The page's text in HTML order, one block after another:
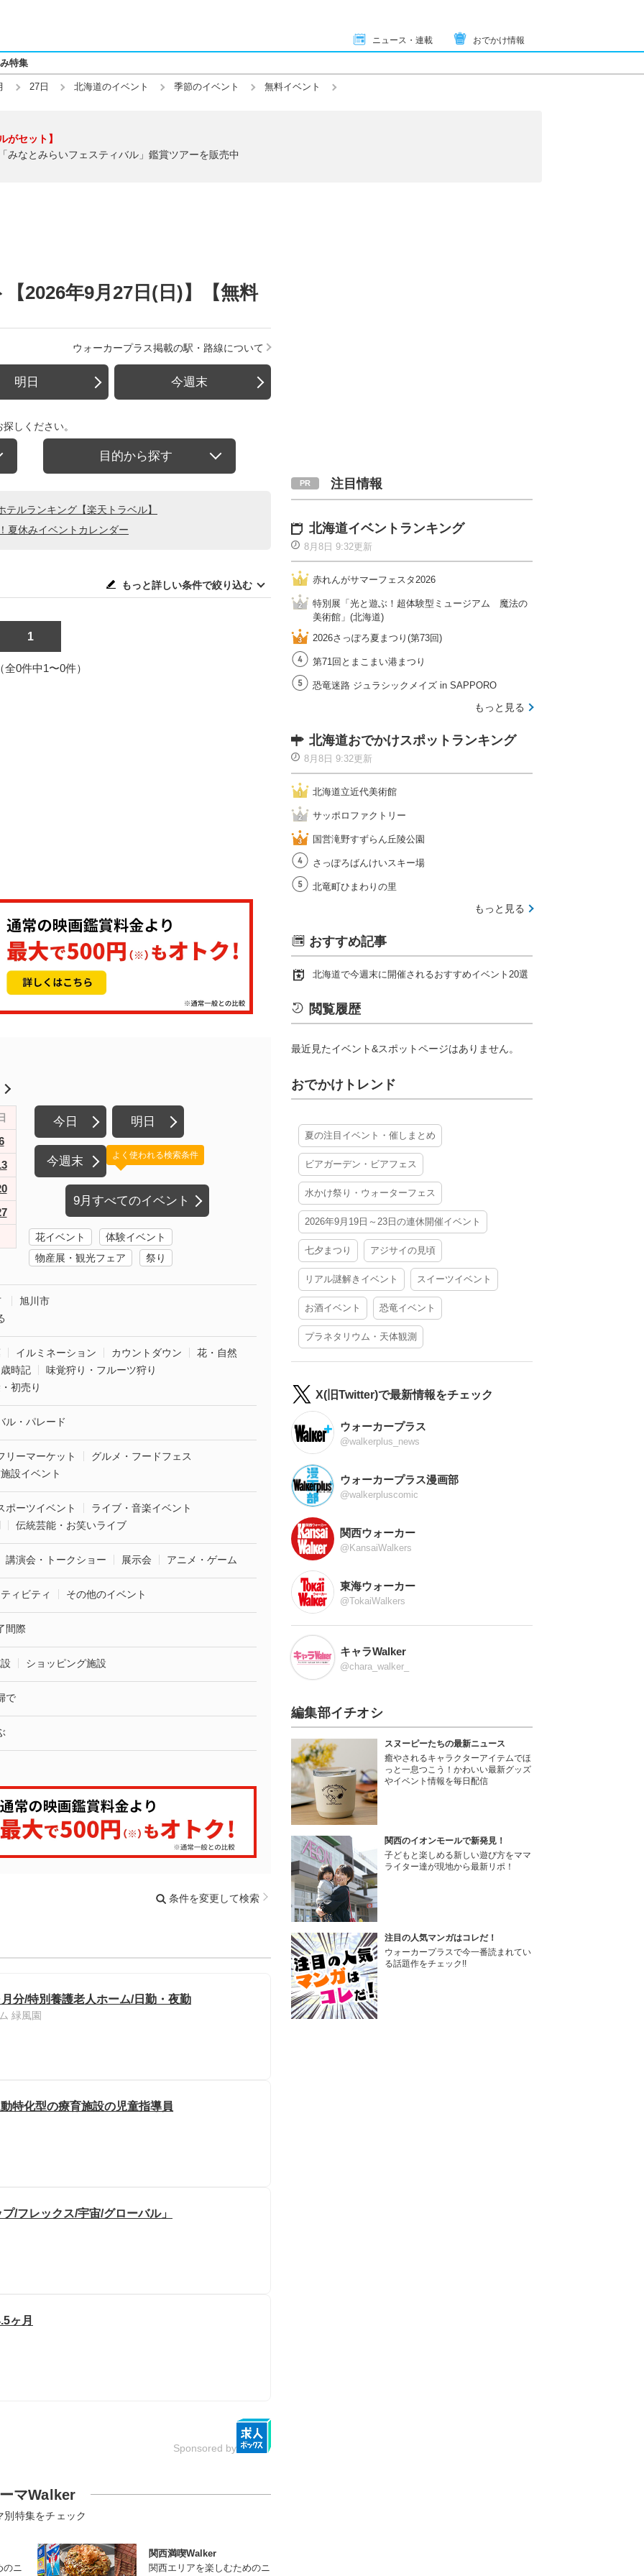
ニュース・連載 おでかけ情報
特集
27日 北海道のイベント 季節のイベント 無料イベント
がセット】
みなとみらいフェスティバル」鑑賞ツアーを販売中
2026年9月27日(日)】【無料
ウォーカープラス掲載の駅・路線について
明日 今週末
しください。
目的から探す
ルランキング【楽天トラベル】
夏休みイベントカレンダー
もっと詳しい条件で絞り込む
1
全0件中1〜0件）
今日 明日
今週末
9月すべてのイベント
よく使われる検索条件
花イベント
体験イベント
物産展・観光フェア
祭り
旭川市
イルミネーション カウントダウン
花・自然
時記
味覚狩り・フルーツ狩り
初売り
ル・パレード
リーマーケット
グルメ・フードフェス
設イベント
ポーツイベント
ライブ・音楽イベント
伝統芸能・お笑いライブ
講演会・トークショー 展示会 アニメ・ゲーム
ィビティ その他のイベント
間際
ショッピング施設
で
条件を変更して検索
分/特別養護老人ホーム/日勤・夜勤
緑風園
特化型の療育施設の児童指導員
/フレックス/宇宙/グローバル」
ヶ月
Sponsored by
マWalker
別特集をチェック
のニ
関西満喫Walker
関西エリアを楽しむためのニ
注目情報
北海道イベントランキング
8月8日 9:32更新
赤れんがサマーフェスタ2026
特別展「光と遊ぶ！超体験型ミュージアム 魔法の
美術館」(北海道)
2026さっぽろ夏まつり(第73回)
第71回とまこまい港まつり
恐竜迷路 ジュラシックメイズ in SAPPORO
もっと見る
北海道おでかけスポットランキング
8月8日 9:32更新
北海道立近代美術館
サッポロファクトリー
国営滝野すずらん丘陵公園
さっぽろばんけいスキー場
北竜町ひまわりの里
もっと見る
おすすめ記事
北海道で今週末に開催されるおすすめイベント20選
閲覧履歴
最近見たイベント&スポットページはありません。
おでかけトレンド
夏の注目イベント・催しまとめ
ビアガーデン・ビアフェス
水かけ祭り・ウォーターフェス
2026年9月19日～23日の連休開催イベント
七夕まつり アジサイの見頃
リアル謎解きイベント スイーツイベント
お酒イベント 恐竜イベント
プラネタリウム・天体観測
X(旧Twitter)で最新情報をチェック
ウォーカープラス
@walkerplus_news
ウォーカープラス漫画部
@walkerpluscomic
関西ウォーカー
@KansaiWalkers
東海ウォーカー
@TokaiWalkers
キャラWalker
@chara_walker_
編集部イチオシ
スヌーピーたちの最新ニュース
癒やされるキャラクターアイテムでほ
っと一息つこう！かわいい最新グッズ
やイベント情報を毎日配信
関西のイオンモールで新発見！
子どもと楽しめる新しい遊び方をママ
ライター達が現地から最新リポ！
注目の人気マンガはコレだ！
ウォーカープラスで今一番読まれてい
る話題作をチェック!!